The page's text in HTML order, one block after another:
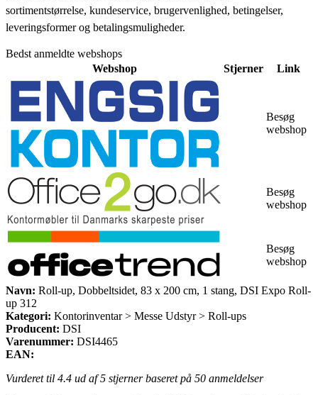
sortimentstørrelse, kundeservice, brugervenlighed, betingelser,
leveringsformer og betalingsmuligheder.
Bedst anmeldte webshops
Webshop
Stjerner Link
Besøg
webshop
Besøg
webshop
Besøg
webshop
Navn: Roll-up, Dobbeltsidet, 83 x 200 cm, 1 stang, DSI Expo Roll-
up 312
Kategori: Kontorinventar > Messe Udstyr > Roll-ups
Producent: DSI
Varenummer: DSI4465
EAN:
Vurderet til 4.4 ud af 5 stjerner baseret på 50 anmeldelser